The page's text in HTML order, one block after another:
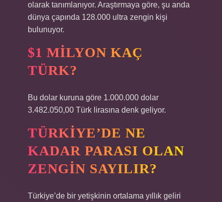
olarak tanımlanıyor. Araştırmaya göre, şu anda
dünya çapında 128.000 ultra zengin kişi
bulunuyor.
$1 MILYON KAÇ
TÜRK?
Bu dolar kuruna göre 1.000.000 dolar
3.482.050,00 Türk lirasına denk geliyor.
TÜRKIYE’DE NE
KADAR PARASI OLAN
ZENGIN SAYILIR?
Türkiye’de bir yetişkinin ortalama yıllık geliri